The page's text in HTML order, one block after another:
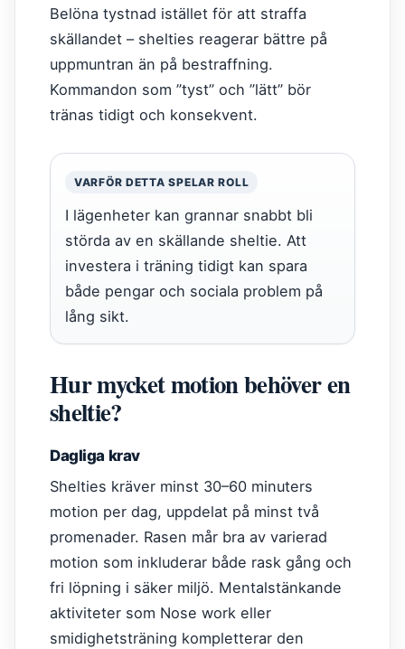
Belöna tystnad istället för att straffa
skällandet – shelties reagerar bättre på
uppmuntran än på bestraffning.
Kommandon som ”tyst” och ”lätt” bör
tränas tidigt och konsekvent.
VARFÖR DETTA SPELAR ROLL
I lägenheter kan grannar snabbt bli
störda av en skällande sheltie. Att
investera i träning tidigt kan spara
både pengar och sociala problem på
lång sikt.
Hur mycket motion behöver en
sheltie?
Dagliga krav
Shelties kräver minst 30–60 minuters
motion per dag, uppdelat på minst två
promenader. Rasen mår bra av varierad
motion som inkluderar både rask gång och
fri löpning i säker miljö. Mentalstänkande
aktiviteter som Nose work eller
smidighetsträning kompletterar den